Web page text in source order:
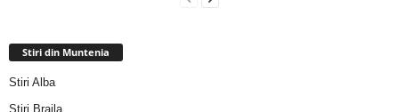
Stiri din Muntenia
Stiri Alba
Stiri Braila